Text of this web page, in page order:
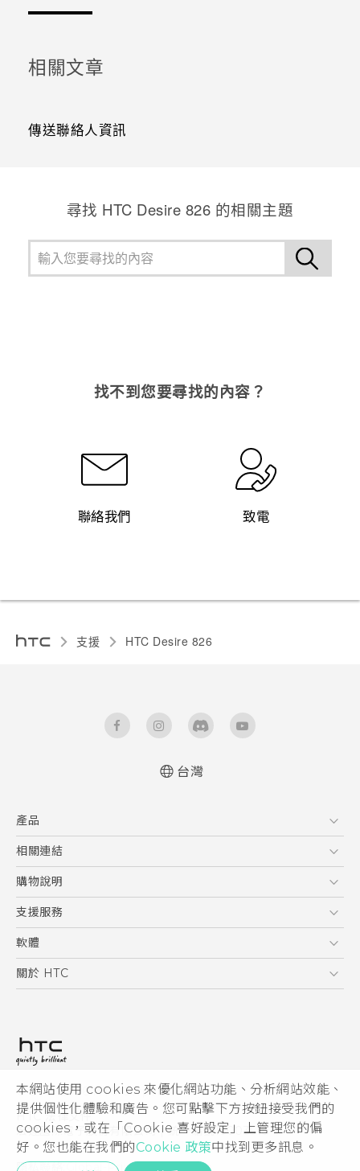
本網站使用 cookies 來優化網站功能、分析網站效能、
提供個性化體驗和廣告。您可點擊下方按鈕接受我們的
cookies，或在「Cookie 喜好設定」上管理您的偏
好。您也能在我們的Cookie 政策中找到更多訊息。
相關文章
傳送聯絡人資訊
尋找 HTC Desire 826 的相關主題
找不到您要尋找的內容？
聯絡我們 致電
支援 HTC Desire 826‎
台灣
產品
5G
智慧型手機
配件
相關連結
HTC Research
購物說明
購物須知
訂單管理
付款方式
支援服務
到府收送維修服務
服務中心資訊
客戶服務佈告欄
軟體
應用程式
HTC Sync Manager
關於 HTC
投資人
隱私權政策
產品安全性
Cookie
© 2011-2026 HTC Corporation
HTC 法律文件
宏達國際電子股份有限公司 | 統一編號16003518
隱私聯絡:Global-Privacy@htc.com